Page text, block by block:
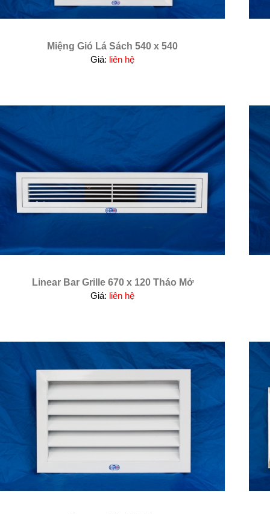
Miệng Gió Lá Sách 540 x 540
Giá: liên hệ
Linear Bar Grille 670 x 120 Tháo Mở
Giá: liên hệ